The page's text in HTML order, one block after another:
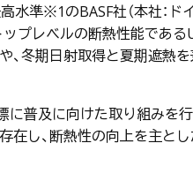
水準※1のBASF社（本社：
ップレベルの断熱性能であ
冬期日射取得と夏期遮熱
普及に向けた取り組みを
し、断熱性の向上を主と